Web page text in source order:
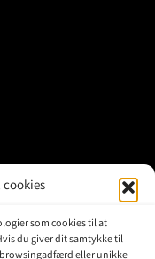
som cookies til at
du giver dit samtykke til
eller unikke